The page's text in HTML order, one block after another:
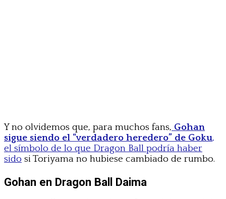
Y no olvidemos que, para muchos fans, Gohan
sigue siendo el “verdadero heredero” de Goku,
el símbolo de lo que Dragon Ball podría haber
sido si Toriyama no hubiese cambiado de rumbo.
Gohan en Dragon Ball Daima